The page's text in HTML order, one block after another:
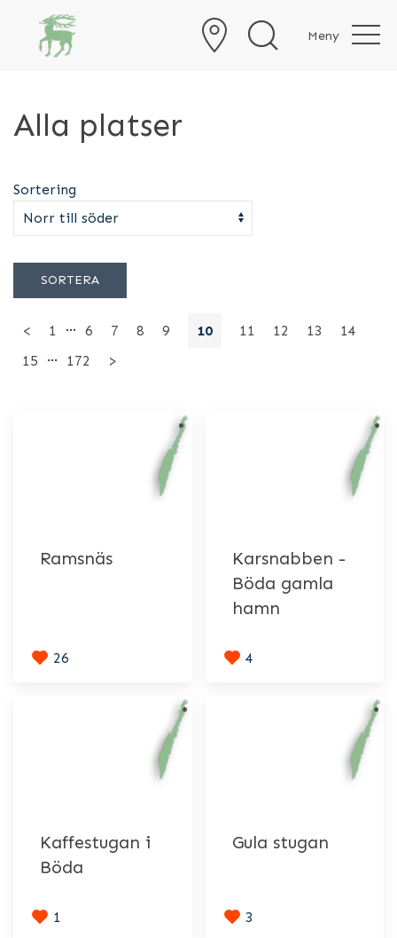
Meny
Alla platser
Sortering
SORTERA
< 1 … 6 7 8 9 10 11 12 13
14
15
… 172 >
Ramsnäs
26
Karsnabben -
Böda gamla
hamn
4
Kaffestugan i
Böda
1
Gula stugan
3